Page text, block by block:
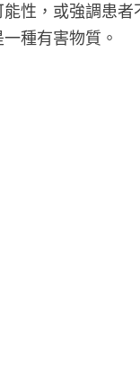
性，或強調患
種有害物質。